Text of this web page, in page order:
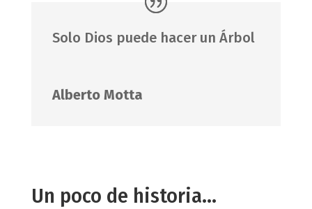
Solo Dios puede hacer un Árbol
Alberto Motta
Un poco de historia…